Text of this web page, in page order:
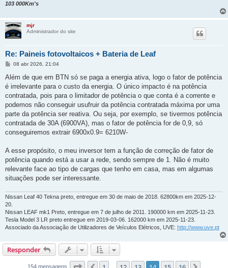
103 000Km's
mjr
Administrador do site
Re: Paineis fotovoltaicos + Bateria de Leaf
M
n
a
g
m
08 abr 2026, 21:04
Além de que em BTN só se paga a energia ativa, logo o fator de potência
é irrelevante para o custo da energia. O único impacto é na potência
contratada, pois para o limitador de potência o que conta é a corrente e
podemos não conseguir usufruir da potência contratada máxima por uma
parte da potência ser reativa. Ou seja, por exemplo, se tivermos potência
contratada de 30A (6900VA), mas o fator de potência for de 0,9, só
conseguiremos extrair 6900x0.9= 6210W-
A esse propósito, o meu inversor tem a função de correção de fator de
potência quando está a usar a rede, sendo sempre de 1. Não é muito
relevante face ao tipo de cargas que tenho em casa, mas em algumas
situações pode ser interessante.
Nissan Leaf 40 Tekna preto, entregue em 30 de maio de 2018. 62800km em 2025-12-
20.
Nissan LEAF mk1 Preto, entregue em 7 de julho de 2011. 190000 km em 2025-11-23.
Tesla Model 3 LR preto entregue em 2019-03-06. 162000 km em 2025-11-23.
Associado da Associação de Utilizadores de Veículos Elétricos, UVE: http://www.uve.pt
Responder
154 mensagens